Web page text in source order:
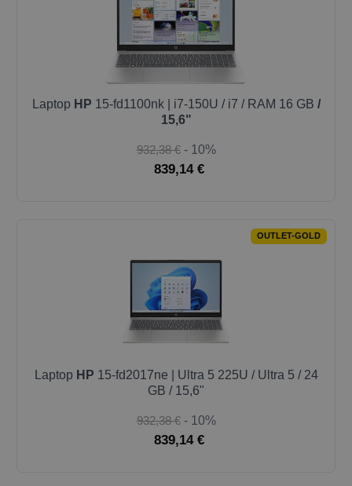
Laptop HP 15-fd1100nk | i7-150U / i7 / RAM 16 GB /
15,6"
932,38 € - 10%
839,14 €
OUTLET-GOLD
Laptop HP 15-fd2017ne | Ultra 5 225U / Ultra 5 / 24
GB / 15,6"
932,38 € - 10%
839,14 €